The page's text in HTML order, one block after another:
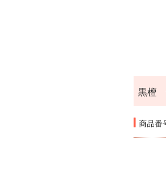
黒檀
商品番